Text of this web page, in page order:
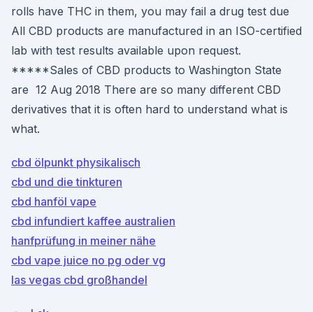
rolls have THC in them, you may fail a drug test due
All CBD products are manufactured in an ISO-certified
lab with test results available upon request.
*****Sales of CBD products to Washington State
are 12 Aug 2018 There are so many different CBD
derivatives that it is often hard to understand what is
what.
cbd ölpunkt physikalisch
cbd und die tinkturen
cbd hanföl vape
cbd infundiert kaffee australien
hanfprüfung in meiner nähe
cbd vape juice no pg oder vg
las vegas cbd großhandel